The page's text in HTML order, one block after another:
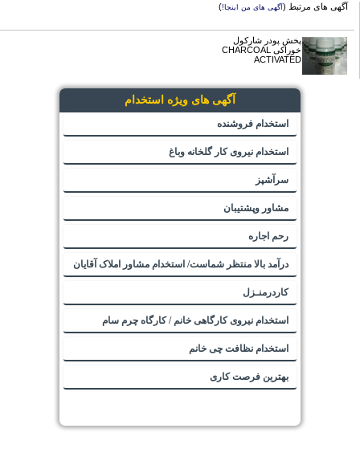
آگهی های مرتبط (آگهی های من اینجا!)
پخش پودر شارکول
خوراکی CHARCOAL
ACTIVATED
آگهی های ویژه استخدام
استخدام فروشنده
استخدام نیروی کار گلخانه وباغ
سرآشپز
مشاور وپشتیبان
رحم اجاره
درآمد بالا منتظر شماست/ استخدام مشاور املاک آقایان
کاردرمنـزل
استخدام نیروی کارگاهی خانم / کارگاه چرم سام
استخدام نظافت چی خانم
بهترین فرصت کاری